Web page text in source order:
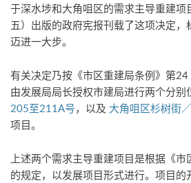
于深水埗和大角咀区的需求主导重建项
五）出版的政府宪报刊载了这项决定
迈进一大步。
有关决定乃按《市区重建局条例》第24
由发展局局长授权市建局进行两个分别
205至211A号，以及 大角咀区杉树街
项目。
上述两个需求主导重建项目是根据《
的规定，以发展项目形式进行。项目